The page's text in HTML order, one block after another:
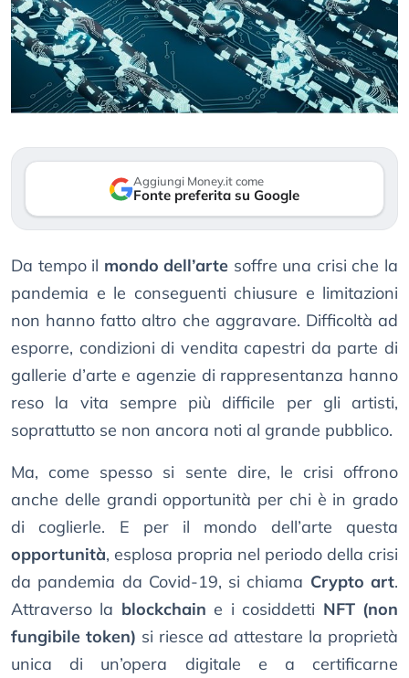
Aggiungi Money.it come
Fonte preferita su Google
Da tempo il mondo dell’arte soffre una crisi che la
pandemia e le conseguenti chiusure e limitazioni
non hanno fatto altro che aggravare. Difficoltà ad
esporre, condizioni di vendita capestri da parte di
gallerie d’arte e agenzie di rappresentanza hanno
reso la vita sempre più difficile per gli artisti,
soprattutto se non ancora noti al grande pubblico.
Ma, come spesso si sente dire, le crisi offrono
anche delle grandi opportunità per chi è in grado
di coglierle. E per il mondo dell’arte questa
opportunità, esplosa propria nel periodo della crisi
da pandemia da Covid-19, si chiama Crypto art.
Attraverso la blockchain e i cosiddetti NFT (non
fungibile token) si riesce ad attestare la proprietà
unica di un’opera digitale e a certificarne